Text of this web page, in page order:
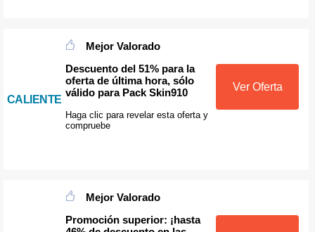
CALIENTE
Mejor Valorado
Descuento del 51% para la
oferta de última hora, sólo
válido para Pack Skin910
Haga clic para revelar esta oferta y
compruebe
Ver Oferta
Mejor Valorado
Promoción superior: ¡hasta